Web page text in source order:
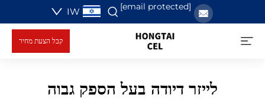
[email protected]
IW
קבל הצעת מחיר
לייזר דיודה בעל הספק גבוה